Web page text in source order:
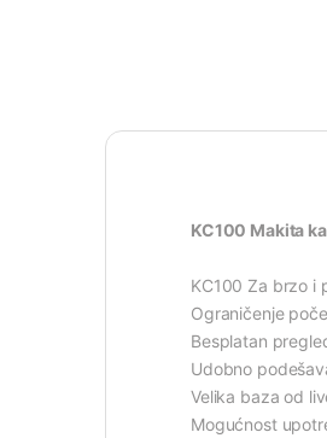
KC100 Makita
KC100 Za brzo i
Ograničenje
Besplatan
Udobno
Velika baza od
Mogućnost